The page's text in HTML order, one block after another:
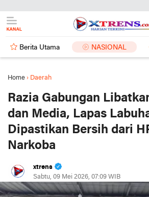
Berita Utama NASIONAL
Home › Daerah
Razia Gabungan
dan Media, Lapas
Dipastikan Bersih dari
Narkoba
xtrens
Sabtu, 09 Mei 2026, 07:09 WIB